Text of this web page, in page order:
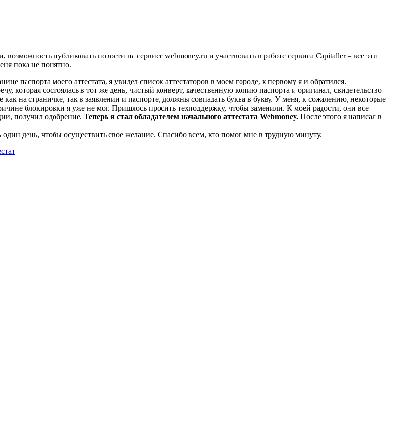
публиковать новости на сервисе webmoney.ru и участвовать в работе сервиса Capitaller – все эти
пока не понятно.
паспорта моего аттестата, я увидел список аттестаторов в моем городе, к первому я и обратился.
которая состоялась в тот же день, чистый конверт, качественную копию паспорта и оригинал, свидетельство
на страничке, так в заявлении и паспорте, должны совпадать буква в букву. У меня, к сожалению, некоторые
блокировки я уже не мог. Пришлось просить техподдержку, чтобы заменили. К моей радости, они все
получил одобрение. Теперь я стал обладателем начального аттестата Webmoney. После этого я написал в
день, чтобы осуществить свое желание. Спасибо всем, кто помог мне в трудную минуту.